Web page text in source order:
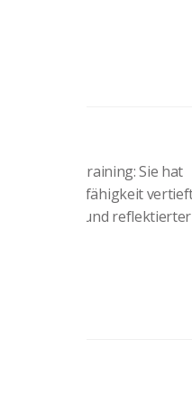
Sie hat
vertieft
und reflektierter